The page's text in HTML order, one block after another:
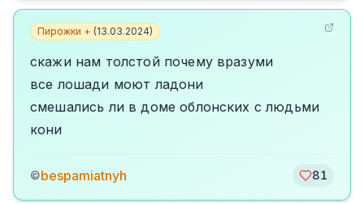
Пирожки + (13.03.2024)
скажи нам толстой почему вразуми
все лошади моют ладони
смешались ли в доме облонских с людьми
кони
©bespamiatnyh 81